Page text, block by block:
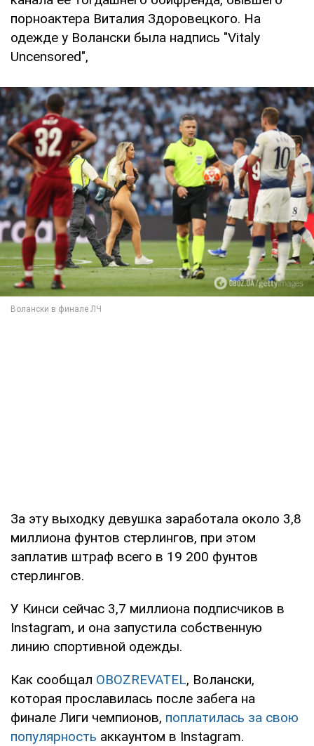
порноактера Виталия Здоровецкого. На
одежде у Волански была надпись "Vitaly
Uncensored",
За эту выходку девушка заработала около 3,8
миллиона фунтов стерлингов, при этом
заплатив штраф всего в 19 200 фунтов
стерлингов.
У Кинси сейчас 3,7 миллиона подписчиков в
Instagram, и она запустила собственную
линию спортивной одежды.
Как сообщал OBOZREVATEL, Волански,
которая прославилась после забега на
финале Лиги чемпионов, поплатилась за свою
популярность аккаунтом в Instagram.